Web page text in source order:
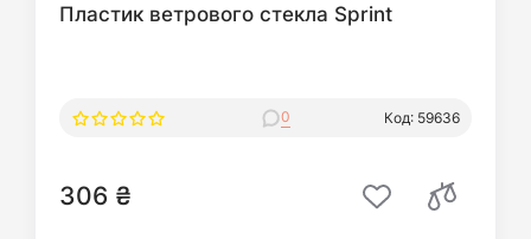
Пластик ветрового стекла Sprint
0 Код: 59636
306 ₴